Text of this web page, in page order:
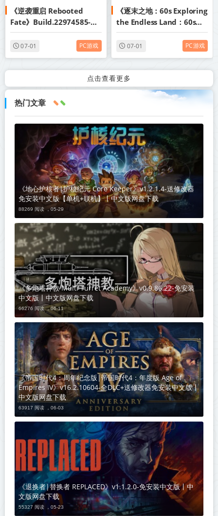
《逆袭重启 Rebooted
Fate》Build.22974585-免
安装中文版丨中文版网盘下
载 07-01 PC游戏
《逐末之地：60s Exploring
the Endless Land：60s》
Build.23984837-免安装中
文版丨中文版网盘下载
07-01 PC游戏
点击查看更多
热门文章
《地心护核者|护核纪元 Core Keeper》v1.2.1.4-送修改器
免安装中文版【单机+联机】丨中文版网盘下载
88269 阅读 ，05-29
《多炮塔神教 Multi Turret Academy》v0.9.86.22-免安装
中文版丨中文版网盘下载
66276 阅读 ，06-11
《帝国时代4：周年纪念版|帝国时代4：年度版 Age of
Empires IV》v16.2.10604-全DLC+送修改器免安装中文版丨
中文版网盘下载
63917 阅读 ， 06-03
《退换者|替换者 REPLACED》v1.1.2.0-免安装中文版丨中
文版网盘下载
55327 阅读 ， 05-23